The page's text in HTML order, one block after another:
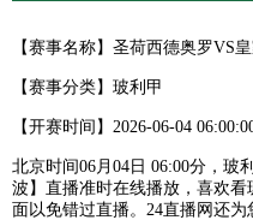
【赛事名称】 圣荷西德奥罗VS
【赛事分类】 玻利甲
【开赛时间】 2026-06-04
北京时间06月04日 06:00分，玻
波】直播准时在线播放，喜欢
面以免错过直播。24直播网还为